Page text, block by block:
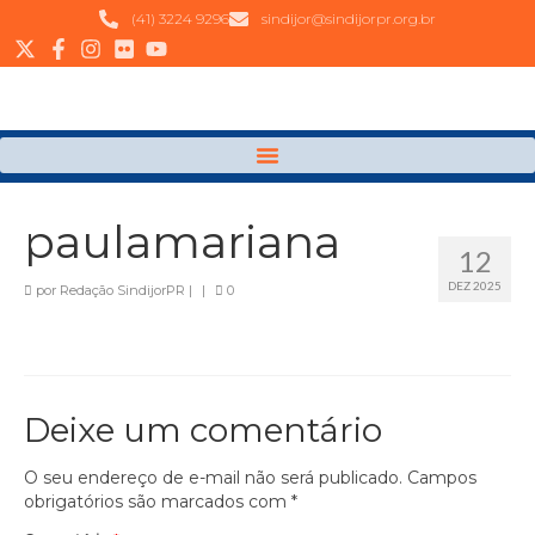
(41) 3224 9296 sindijor@sindijorpr.org.br
12
DEZ 2025
paulamariana
por Redação SindijorPR | | 0
Deixe um comentário
O seu endereço de e-mail não será publicado. Campos
obrigatórios são marcados com *